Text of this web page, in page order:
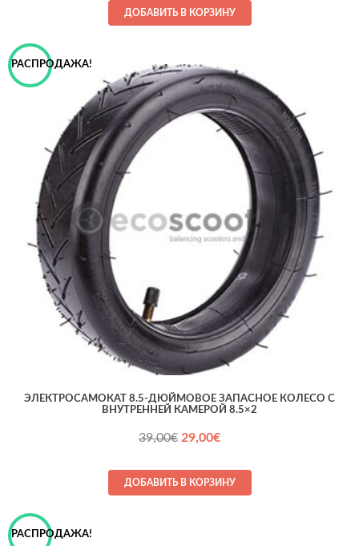
74,00€.
ДОБАВИТЬ В КОРЗИНУ
РАСПРОДАЖА!
ЭЛЕКТРОСАМОКАТ 8.5-ДЮЙМОВОЕ ЗАПАСНОЕ КОЛЕСО С
ВНУТРЕННЕЙ КАМЕРОЙ 8.5×2
39,00€ Первоначальная
составляла
39,00€.
29,00€Текущая
29,00€.
ДОБАВИТЬ В КОРЗИНУ
РАСПРОДАЖА!